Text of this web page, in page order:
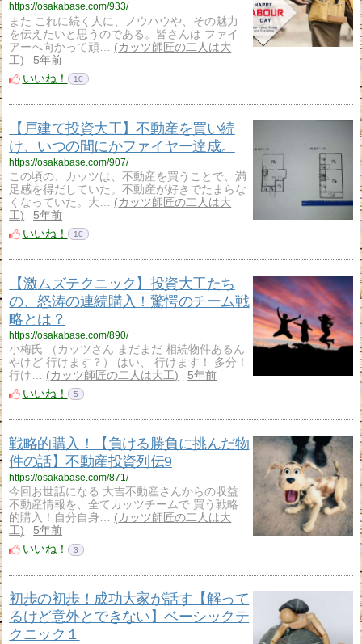
https://osakabase.com/933/
また これに続く人に、ノウハウや、その魅力
を伝えたいと思うのである。皆さんは ファイ
アーへ向かって頑…
カッツ師匠の二人は大
工
5年前
いいね！
10
【戸建て投資大工】不動産を買い続
け、いつの間にかファイヤー達成。
https://osakabase.com/907/
この頃の、カッツは、不動産を買うことで、満
足感を得だしていた。不動産が好きでたまらな
くなっていた。大…
カッツ師匠の二人は大
工
5年前
いいね！
10
【激ムズテクニック】投資大工たち
の、怒涛の連続購入！驚愕のチーム戦
略とは？
https://osakabase.com/890/
小梅氏 （カッツさん まだまだ 相続物件あるん
やけど 行けます？） はい、 行けます！ 多分！
行け…
カッツ師匠の二人は大工
5年前
いいね！
5
戦略的購入！【負ける勝負に挑んだ物
件の話】不動産投資列伝9
https://osakabase.com/871/
今回お世話になる 大吉不動産さんからの収益
不動産情報を、全てカッツチームで 買う戦略
的購入！自分自身…
カッツ師匠の二人は大
工
5年前
いいね！
3
初歩の初歩！成功大家が話す【解って
るけど意外とできない】ベーシックテ
クニック１